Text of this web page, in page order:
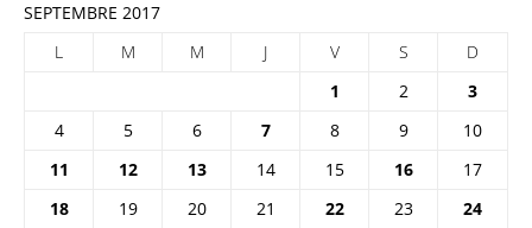
SEPTEMBRE 2017
L
M M J V S
D
1
2
3
4
5 6 7 8 9
10
11
12 13 14 15 16
17
18
19 20 21 22 23 24